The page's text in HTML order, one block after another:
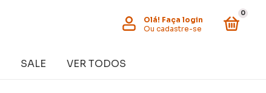
Olá! Faça login
Ou cadastre-se
0
SALE VER TODOS